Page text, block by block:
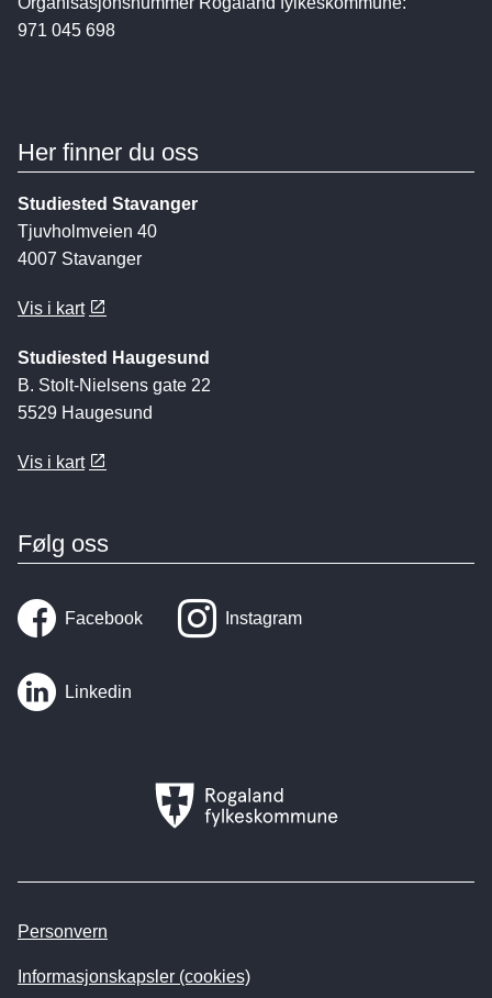
971 045 698
Her finner du oss
Studiested Stavanger
Tjuvholmveien 40
4007 Stavanger
Vis i kart
Studiested Haugesund
B. Stolt-Nielsens gate 22
5529 Haugesund
Vis i kart
Følg oss
Facebook Instagram
Linkedin
Rogaland
fylkeskommune
Personvern
Informasjonskapsler (cookies)